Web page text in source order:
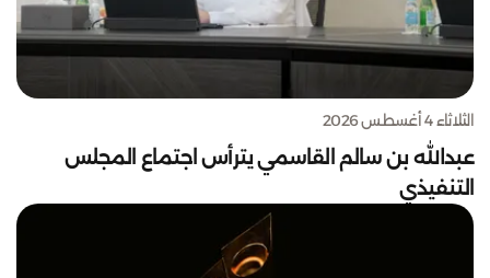
الثلاثاء 4 أغسطس 2026
عبدالله بن سالم القاسمي يترأس اجتماع المجلس
التنفيذي